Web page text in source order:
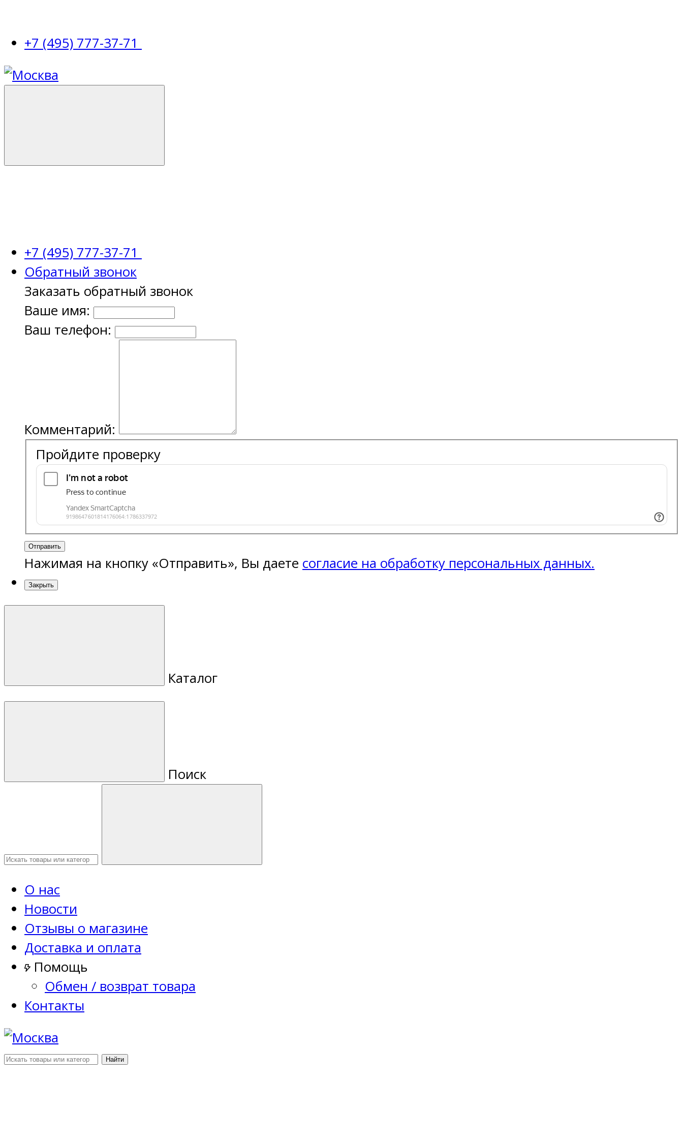
+7 (495) 777-37-71
+7 (495) 777-37-71
Обратный звонок
Заказать обратный звонок
Ваше имя:
Ваш телефон:
Комментарий:
Пройдите проверку
Отправить
Нажимая на кнопку «Отправить», Вы даете согласие на обработку персональных данных.
Закрыть
Каталог
Поиск
О нас
Новости
Отзывы о магазине
Доставка и оплата
Помощь
Обмен / возврат товара
Контакты
Найти